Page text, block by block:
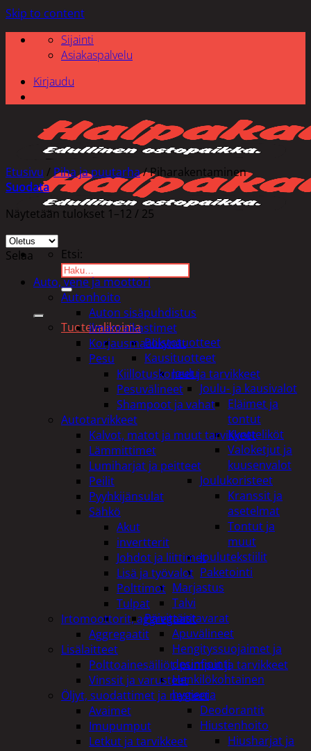
Skip to content
Sijainti
Asiakaspalvelu
Kirjaudu
Etsi:
Tuotevalikoima
Poistotuotteet
Kausituotteet
Joulu
Joulu- ja kausivalot
Eläimet ja
tontut
Kyntteliköt
Valoketjut ja
kuusenvalot
Joulukoristeet
Kranssit ja
asetelmat
Tontut ja
muut
Joulutekstiilit
Paketointi
Marjastus
Talvi
Päivittäistavarat
Apuvälineet
Hengityssuojaimet ja
desinfiointi
Henkilökohtainen
hygienia
Deodorantit
Hiustenhoito
Hiusharjat ja
Etusivu / Piha ja puutarha/Piharakentaminen
Suodata
Näytetään tulokset 1–12 / 25
Selaa
Auto, vene ja moottori
Autonhoito
Auton sisäpuhdistus
ilmanraikastimet
Korjausmaalikynät
Pesu
Kiillotuskoneet ja tarvikkeet
Pesuvälineet
Shampoot ja vahat
Autotarvikkeet
Kalvot, matot ja muut tarvikkeet
Lämmittimet
Lumiharjat ja peitteet
Peilit
Pyyhkijänsulat
Sähkö
Akut
invertterit
Johdot ja liittimet
Lisä ja työvalot
Polttimot
Tulpat
Irtomoottorit, aggregaatit
Aggregaatit
Lisälaitteet
Polttoainesäiliöt, pumput ja tarvikkeet
Vinssit ja varusteet
Öljyt, suodattimet ja nesteet
Avaimet
Imupumput
Letkut ja tarvikkeet